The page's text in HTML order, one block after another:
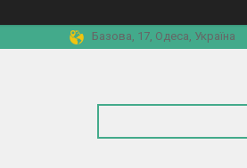
Базова, 17, Одеса, Україна